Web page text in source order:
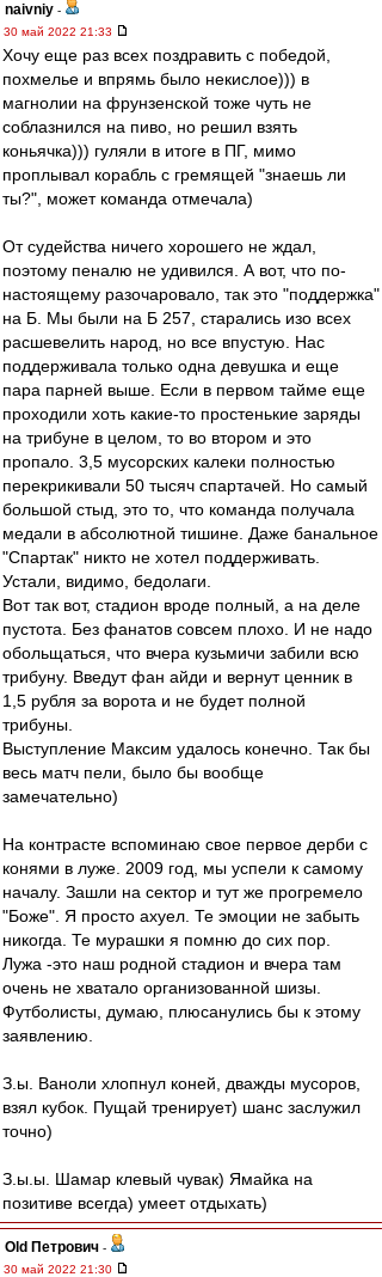
naivniy -
30 май 2022 21:33
Хочу еще раз всех поздравить с победой,
похмелье и впрямь было некислое))) в
магнолии на фрунзенской тоже чуть не
соблазнился на пиво, но решил взять
коньячка))) гуляли в итоге в ПГ, мимо
проплывал корабль с гремящей "знаешь ли
ты?", может команда отмечала)
От судейства ничего хорошего не ждал,
поэтому пеналю не удивился. А вот, что по-
настоящему разочаровало, так это "поддержка"
на Б. Мы были на Б 257, старались изо всех
расшевелить народ, но все впустую. Нас
поддерживала только одна девушка и еще
пара парней выше. Если в первом тайме еще
проходили хоть какие-то простенькие заряды
на трибуне в целом, то во втором и это
пропало. 3,5 мусорских калеки полностью
перекрикивали 50 тысяч спартачей. Но самый
большой стыд, это то, что команда получала
медали в абсолютной тишине. Даже банальное
"Спартак" никто не хотел поддерживать.
Устали, видимо, бедолаги.
Вот так вот, стадион вроде полный, а на деле
пустота. Без фанатов совсем плохо. И не надо
обольщаться, что вчера кузьмичи забили всю
трибуну. Введут фан айди и вернут ценник в
1,5 рубля за ворота и не будет полной
трибуны.
Выступление Максим удалось конечно. Так бы
весь матч пели, было бы вообще
замечательно)
На контрасте вспоминаю свое первое дерби с
конями в луже. 2009 год, мы успели к самому
началу. Зашли на сектор и тут же прогремело
"Боже". Я просто ахуел. Те эмоции не забыть
никогда. Те мурашки я помню до сих пор.
Лужа -это наш родной стадион и вчера там
очень не хватало организованной шизы.
Футболисты, думаю, плюсанулись бы к этому
заявлению.
З.ы. Ваноли хлопнул коней, дважды мусоров,
взял кубок. Пущай тренирует) шанс заслужил
точно)
З.ы.ы. Шамар клевый чувак) Ямайка на
позитиве всегда) умеет отдыхать)
Old Петрович -
30 май 2022 21:30